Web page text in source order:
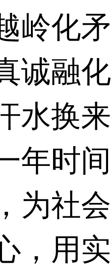
岭化
诚融
水换
年时
为社
，用